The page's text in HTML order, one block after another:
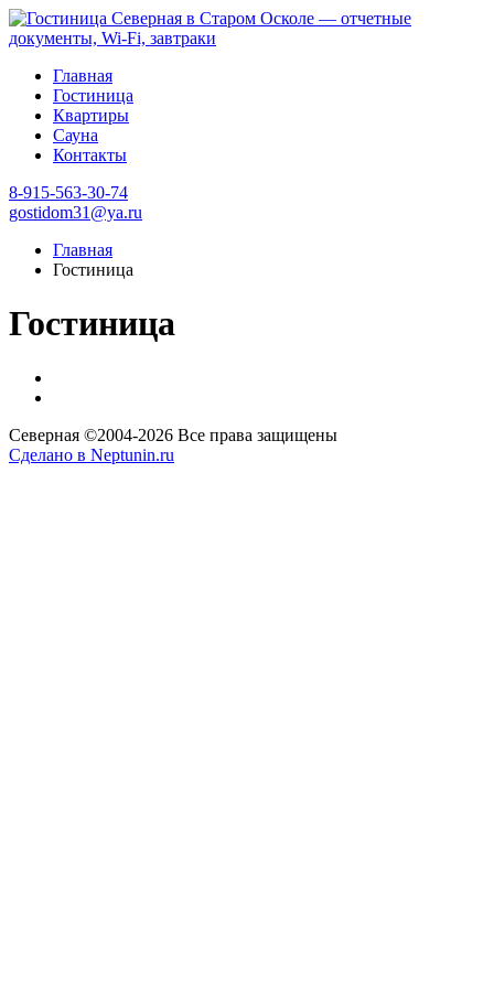
Главная
Гостиница
Квартиры
Сауна
Контакты
8-915-563-30-74
gostidom31@ya.ru
Главная
Гостиница
Гостиница
Северная ©2004-2026 Все права защищены
Сделано в Neptunin.ru